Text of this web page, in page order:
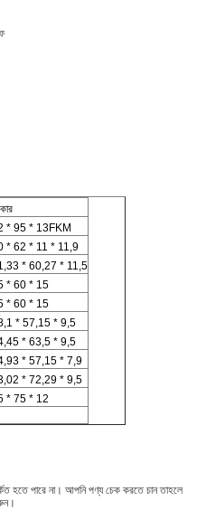
* 95 * 13FKM
* 62 * 11 * 11,9
* 60,27 * 11,5
* 60 * 15
* 60 * 15
* 57,15 * 9,5
* 63,5 * 9,5
* 57,15 * 7,9
* 72,29 * 9,5
* 75 * 12
হতে পারে না। আপনি পণ্য চেক করতে চান তাহলে